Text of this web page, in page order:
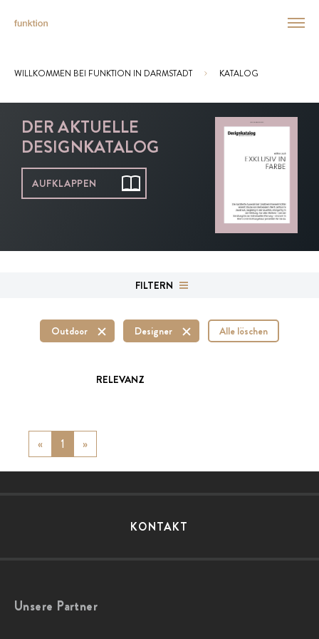
Sie sind hier:
WILLKOMMEN BEI FUNKTION IN DARMSTADT KATALOG
DER AKTUELLE
DESIGNKATALOG
AUFKLAPPEN
FILTERN
Outdoor Designer Alle löschen
RELEVANZ
« Previous
1 »
KONTAKT
Unsere Partner